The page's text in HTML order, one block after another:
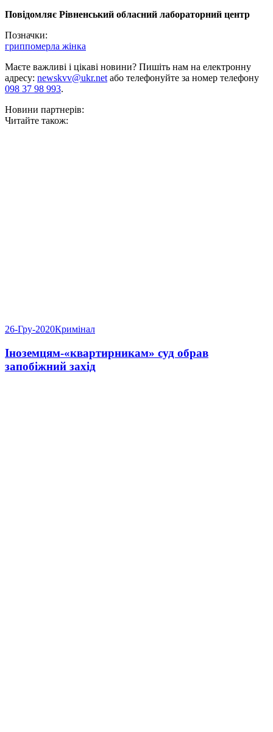
Повідомляє Рівненський обласний лабораторний центр
Позначки:
гриппомерла жінка
Маєте важливі і цікаві новини? Пишіть нам на електронну
адресу: newskvv@ukr.netабо телефонуйте за номер телефону
098 37 98 993.
Новини партнерів:
Читайте також:
26-Гру-2020Кримінал
Іноземцям-«квартирникам» суд обрав
запобіжний захід